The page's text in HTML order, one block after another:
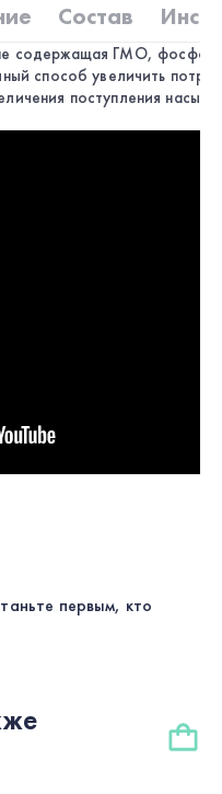
Состав
содержащая ГМО,
способ увеличить
поступления
первым, кто